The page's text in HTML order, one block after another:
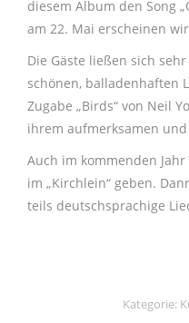
diesem Album den Song
am 22. Mai erscheinen
Die Gäste ließen sich
schönen, balladenhaften
Zugabe „Birds“ von Neil
ihrem aufmerksamen
Auch im kommenden
im „Kirchlein“ geben.
teils deutschsprachige
Kategorie: